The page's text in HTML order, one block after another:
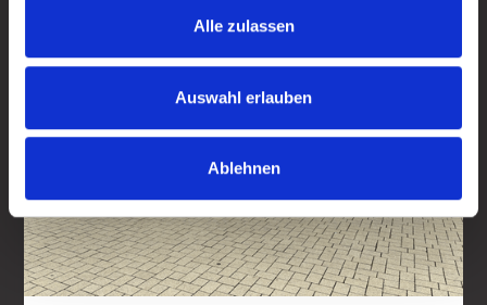
Alle zulassen
Auswahl erlauben
Ablehnen